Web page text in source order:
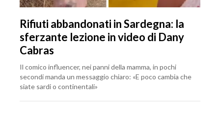
Rifiuti abbandonati in Sardegna: la
sferzante lezione in video di Dany
Cabras
Il comico influencer, nei panni della mamma, in pochi
secondi manda un messaggio chiaro: «E poco cambia che
siate sardi o continentali»